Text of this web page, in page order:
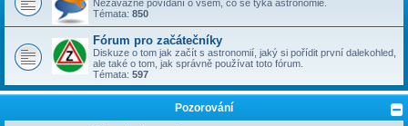
Nezávazné povídání o všem, co se týka astronomie.
Témata: 850
Fórum pro začátečníky
Diskuze o tom jak začít s astronomií, jaký si pořídit první dalekohled,
ale také o tom, jak správně používat toto fórum.
Témata: 597
Pozorování